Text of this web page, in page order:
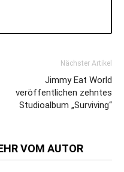
Nächster Artikel
Jimmy Eat World
veröffentlichen zehntes
Studioalbum „Surviving“
VOM AUTOR